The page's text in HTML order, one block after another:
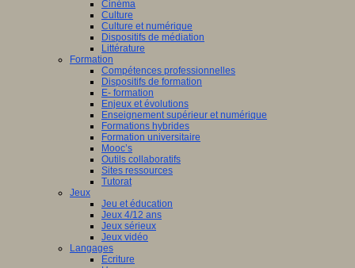
Cinéma
Culture
Culture et numérique
Dispositifs de médiation
Littérature
Formation
Compétences professionnelles
Dispositifs de formation
E- formation
Enjeux et évolutions
Enseignement supérieur et numérique
Formations hybrides
Formation universitaire
Mooc’s
Outils collaboratifs
Sites ressources
Tutorat
Jeux
Jeu et éducation
Jeux 4/12 ans
Jeux sérieux
Jeux vidéo
Langages
Ecriture